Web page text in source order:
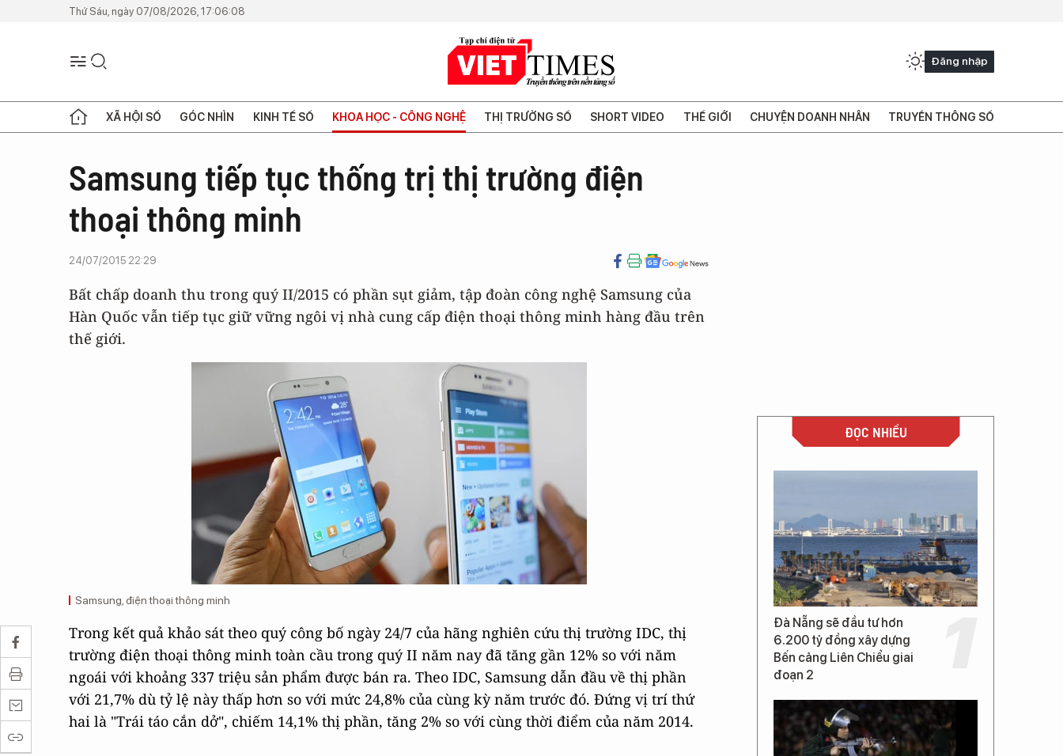
Thứ Sáu, ngày 07/08/2026, 17:06:08
Đăng nhập
XÃ HỘI SỐ GÓC NHÌN KINH TẾ SỐ KHOA HỌC - CÔNG NGHỆ THỊ TRƯỜNG SỐ SHORT VIDEO THẾ GIỚI CHUYỆN DOANH NHÂN TRUYỀN THÔNG SỐ
Samsung tiếp tục thống trị thị trường điện
thoại thông minh
24/07/2015 22:29
Bất chấp doanh thu trong quý II/2015 có phần sụt giảm, tập đoàn công nghệ Samsung của
Hàn Quốc vẫn tiếp tục giữ vững ngôi vị nhà cung cấp điện thoại thông minh hàng đầu trên
thế giới.
Samsung, điện thoại thông minh
Trong kết quả khảo sát theo quý công bố ngày 24/7 của hãng nghiên cứu thị trường IDC, thị
trường điện thoại thông minh toàn cầu trong quý II năm nay đã tăng gần 12% so với năm
ngoái với khoảng 337 triệu sản phẩm được bán ra. Theo IDC, Samsung dẫn đầu về thị phần
với 21,7% dù tỷ lệ này thấp hơn so với mức 24,8% của cùng kỳ năm trước đó. Đứng vị trí thứ
hai là "Trái táo cắn dở", chiếm 14,1% thị phần, tăng 2% so với cùng thời điểm của năm 2014.
ĐỌC NHIỀU
Đà Nẵng sẽ đầu tư hơn
6.200 tỷ đồng xây dựng
Bến cảng Liên Chiểu giai
đoạn 2